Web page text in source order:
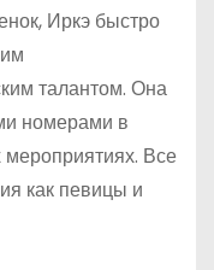
Иркэ быстро
талантом. Она
номерами в
мероприятиях. Все
как певицы и